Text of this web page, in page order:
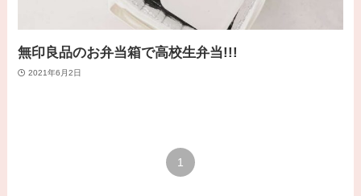
無印良品のお弁当箱で高校生弁当!!!
2021年6月2日
1